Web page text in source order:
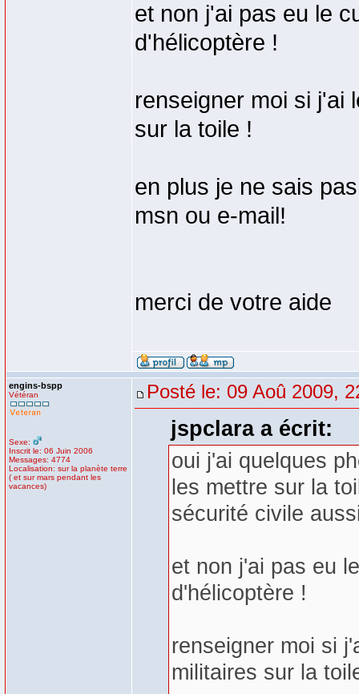
et non j'ai pas eu le
d'hélicoptère !
renseigner moi si j'ai
sur la toile !
en plus je ne sais
msn ou e-mail!
merci de votre aide
engins-bspp
Vétéran
Sexe:
Inscrit le: 06 Juin 2006
Messages: 4774
Localisation: sur la planète terre
( et sur mars pendant les
vacances)
Posté le: 09 Aoû 2009,
jspclara a écrit:
oui j'ai quelques
les mettre sur la
sécurité civile
et non j'ai pas eu
d'hélicoptère !
renseigner moi si
militaires sur la